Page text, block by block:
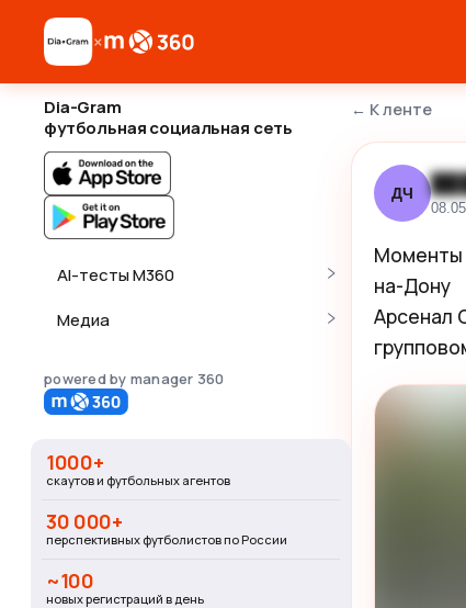
×
Dia-Gram
футбольная социальная сеть
AI-тесты M360
Медиа
powered by manager 360
1000+
скаутов и футбольных агентов
30 000+
перспективных футболистов по России
~100
новых регистраций в день
← К ленте
ДЧ
Моменты
на-Дону
Арсенал